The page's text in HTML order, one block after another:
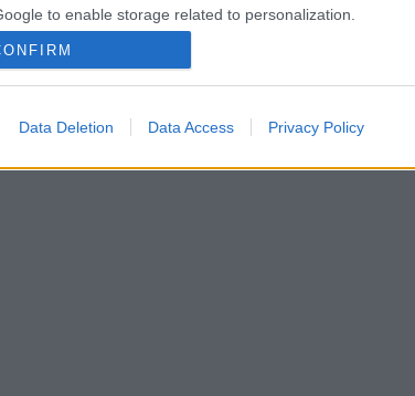
to enable storage related to personalization.
to enable storage related to security, including
and fraud prevention, and other user protection.
Data Deletion Data Access Privacy Policy